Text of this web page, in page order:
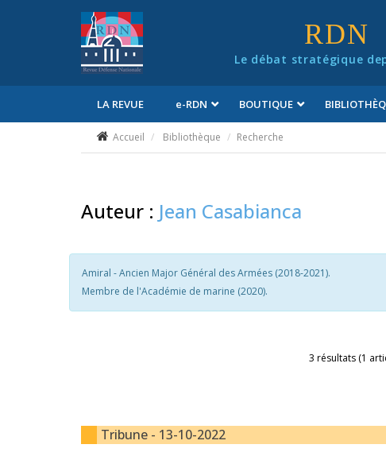
RDN
Le débat stratégique
LA REVUE e-RDN BOUTIQUE
Accueil Bibliothèque Recherche
Auteur : Jean Casabianca
Amiral - Ancien Major Général des Armées (2018-2021).
Membre de l'Académie de marine (2020).
3 résultats (1
Tribune - 13-10-2022